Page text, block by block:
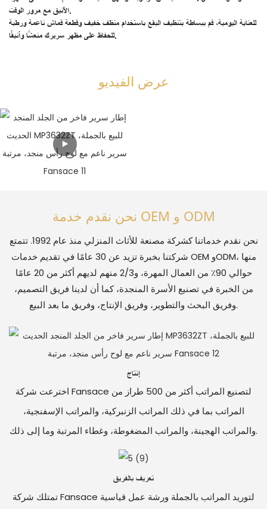
الأنيق مع مرور الوقت.
للعناية اليومية، قم ببساطة بتنظيف البقع باستخدام منظف خفيف وقطعة قماش ناعمة ورطبة
للحفاظ على مظهر سريرك منعشًا وأنيقًا.
عرض الفيديو
نحن نقدم خدمة OEM و ODM
نحن نقدم خدماتنا كشركة مصنعة للأثاث المنزلي منذ عام 1992. تتمتع
شركتنا بخبرة تزيد عن 30 عامًا في تقديم خدمات OEM وODM، منها
حوالي 90٪ من العمال المهرة، و2/3 منهم لديهم أكثر من 20 عامًا
من الخبرة في تصنيع الأسرة المنجدة، كما أن لدينا فريق التصميم،
وفريق البحث والتطوير، وفريق الإنتاج، وفريق ما بعد البيع.
إنتاج
اخترعت شركة Fansace لتصنيع المراتب أكثر من 500 طراز من
المراتب بما في ذلك المراتب الزنبركية، والمراتب الإسفنجية،
والمراتب الهجينة، والمراتب المضغوطة، وغطاء المرتبة وما إلى ذلك.
تعريف بالفريق
تمتلك شركة Fansace لتوريد المراتب بالجملة ورشة عمل قياسية